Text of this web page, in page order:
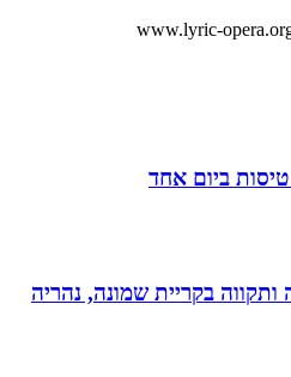
ותקווה בקריית שמונה, נהריה